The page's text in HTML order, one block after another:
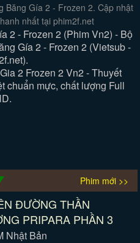
Băng Gía 2 - Frozen 2. Cập nhật
nhất tại phim2f.net
2 - Frozen 2 (Phim Vn2) - Bộ
Gía 2 - Frozen 2 (Vietsub -
2 Frozen 2 Vn2 - Thuyết
chuẩn mực, chất lượng Full
Phim mới >>
ĐƯỜNG THẦN
PRIPARA PHẦN 3
Nhật Bản